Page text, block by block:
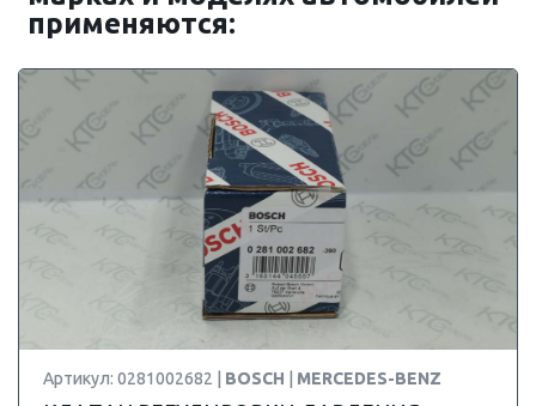
применяются:
Артикул: 0281002682 | BOSCH MERCEDES-BENZ